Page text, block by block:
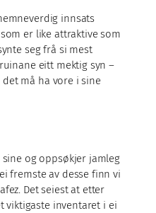
innsats
er like attraktive som
seg frå si mest
eitt mektig syn –
må ha vore i sine
og oppsøkjer jamleg
fremste av desse finn vi
Det seiest at etter
viktigaste inventaret i ei